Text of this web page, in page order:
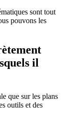
sont tout
pouvons les
il
que sur les plans
outils et des